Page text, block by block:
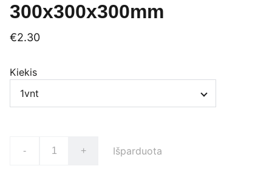
300x300x300mm
€2.30
Kiekis
- + Išparduota